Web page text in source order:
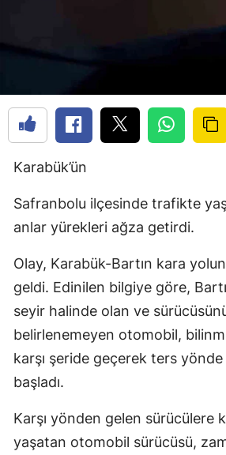
Karabük’ün
Safranbolu ilçesinde trafikte
anlar yürekleri ağza getirdi.
Olay, Karabük-Bartın kara
geldi. Edinilen bilgiye göre,
seyir halinde olan ve
belirlenemeyen otomobil,
karşı şeride geçerek ters
başladı.
Karşı yönden gelen sürücülere
yaşatan otomobil sürücüsü,